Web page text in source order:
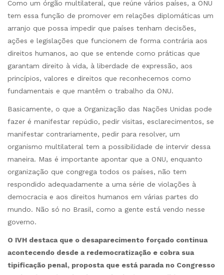
Como um órgão multilateral, que reúne vários países, a ONU
tem essa função de promover em relações diplomáticas um
arranjo que possa impedir que países tenham decisões,
ações e legislações que funcionem de forma contrária aos
direitos humanos, ao que se entende como práticas que
garantam direito à vida, à liberdade de expressão, aos
princípios, valores e direitos que reconhecemos como
fundamentais e que mantêm o trabalho da ONU.
Basicamente, o que a Organização das Nações Unidas pode
fazer é manifestar repúdio, pedir visitas, esclarecimentos, se
manifestar contrariamente, pedir para resolver, um
organismo multilateral tem a possibilidade de intervir dessa
maneira. Mas é importante apontar que a ONU, enquanto
organização que congrega todos os países, não tem
respondido adequadamente a uma série de violações à
democracia e aos direitos humanos em várias partes do
mundo. Não só no Brasil, como a gente está vendo nesse
governo.
O IVH destaca que o desaparecimento forçado continua
acontecendo desde a redemocratização e cobra sua
tipificação penal, proposta que está parada no Congresso